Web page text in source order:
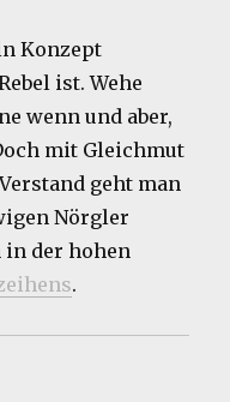
Konzept
ist. Wehe
wenn und aber,
mit Gleichmut
geht man
Nörgler
in der hohen
.